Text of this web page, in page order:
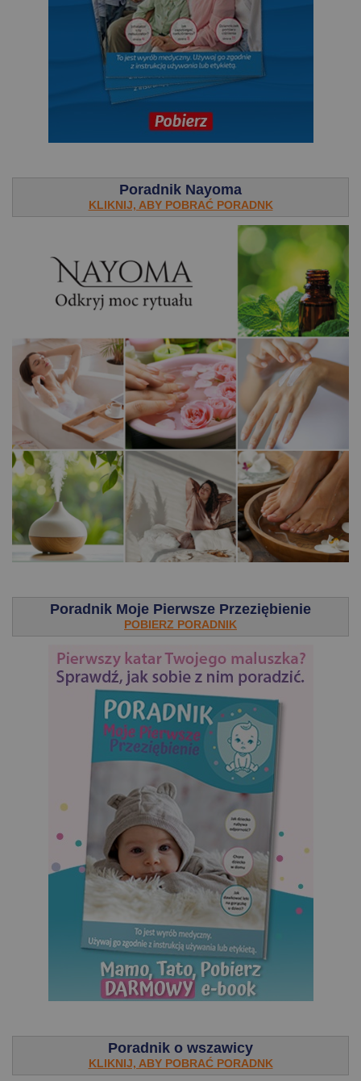
Poradnik Nayoma
KLIKNIJ, ABY POBRAĆ PORADNK
Poradnik Moje Pierwsze Przeziębienie
POBIERZ PORADNIK
Poradnik o wszawicy
KLIKNIJ, ABY POBRAĆ PORADNK